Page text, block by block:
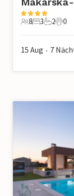
8 Gäste
8
3
3
2
2
0
0
15 Aug • 7